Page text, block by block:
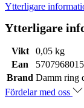
Ytterligare
Ytterligare
Vikt
0,05 kg
Ean
Brand Damm ring
Fördelar med oss